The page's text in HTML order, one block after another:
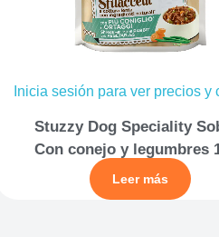
Inicia sesión para ver precios y
Stuzzy Dog Speciality
Con conejo y legumbres
Leer más